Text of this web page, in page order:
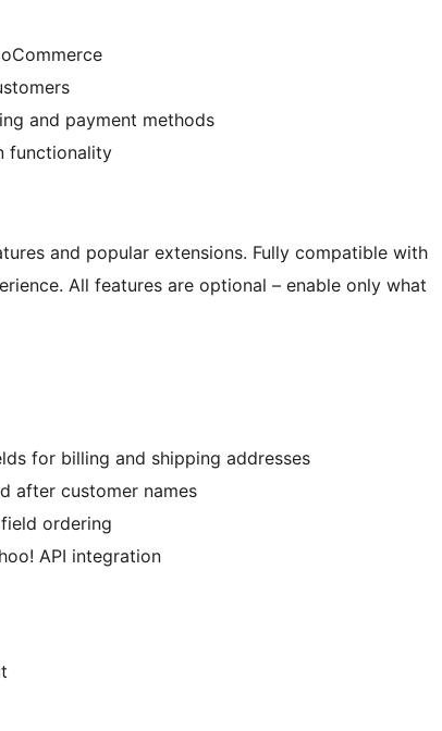
and payment methods
functionality
and popular extensions. Fully compatible with
All features are optional – enable only what
for billing and shipping addresses
after customer names
ordering
API integration